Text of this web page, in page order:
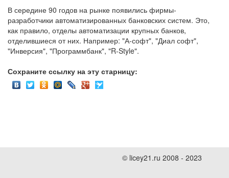
В середине 90 годов на рынке появились фирмы-
разработчики автоматизированных банковских систем. Это,
как правило, отделы автоматизации крупных банков,
отделившиеся от них. Например: "А-софт", "Диал софт",
"Инверсия", "Программбанк", "R-Style".
Сохраните ссылку на эту старницу:
© licey21.ru 2008 - 2023